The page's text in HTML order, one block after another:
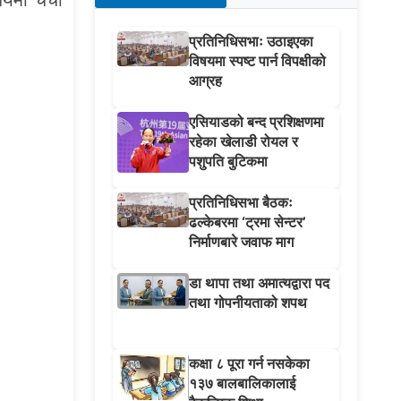
प्रतिनिधिसभाः उठाइएका
विषयमा स्पष्ट पार्न विपक्षीको
आग्रह
एसियाडको बन्द प्रशिक्षणमा
रहेका खेलाडी रोयल र
पशुपति बुटिकमा
प्रतिनिधिसभा बैठकः
ढल्केबरमा ‘ट्रमा सेन्टर’
निर्माणबारे जवाफ माग
डा थापा तथा अमात्यद्वारा पद
तथा गोपनीयताको शपथ
कक्षा ८ पूरा गर्न नसकेका
१३७ बालबालिकालाई